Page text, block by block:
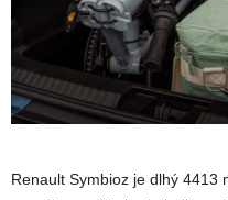
Renault Symbioz je dlhý 4413